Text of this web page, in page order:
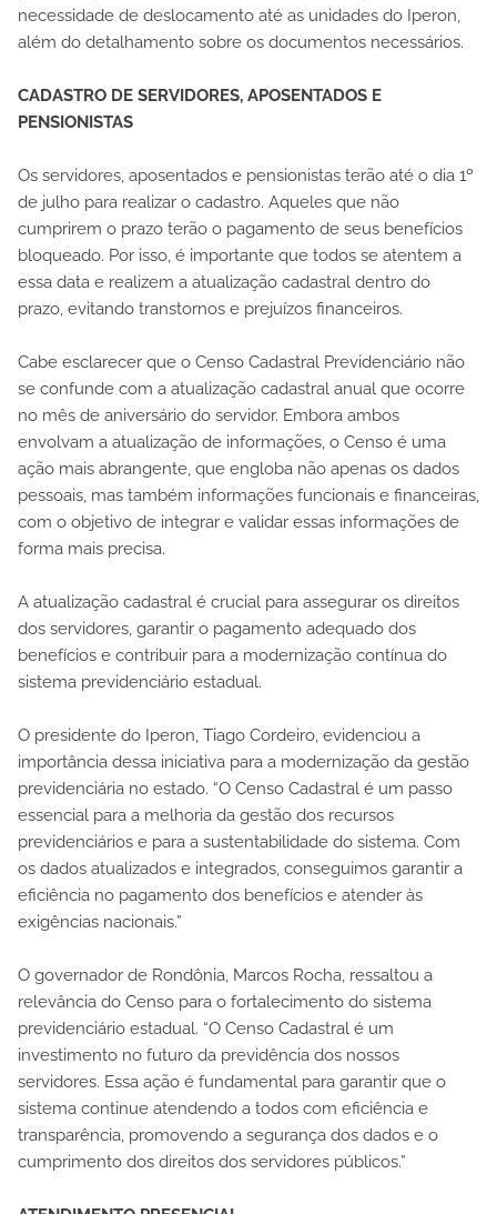
necessidade de deslocamento até as unidades do Iperon,
além do detalhamento sobre os documentos necessários.
CADASTRO DE SERVIDORES, APOSENTADOS E
PENSIONISTAS
Os servidores, aposentados e pensionistas terão até o dia 1º
de julho para realizar o cadastro. Aqueles que não
cumprirem o prazo terão o pagamento de seus benefícios
bloqueado. Por isso, é importante que todos se atentem a
essa data e realizem a atualização cadastral dentro do
prazo, evitando transtornos e prejuízos financeiros.
Cabe esclarecer que o Censo Cadastral Previdenciário não
se confunde com a atualização cadastral anual que ocorre
no mês de aniversário do servidor. Embora ambos
envolvam a atualização de informações, o Censo é uma
ação mais abrangente, que engloba não apenas os dados
pessoais, mas também informações funcionais e financeiras,
com o objetivo de integrar e validar essas informações de
forma mais precisa.
A atualização cadastral é crucial para assegurar os direitos
dos servidores, garantir o pagamento adequado dos
benefícios e contribuir para a modernização contínua do
sistema previdenciário estadual.
O presidente do Iperon, Tiago Cordeiro, evidenciou a
importância dessa iniciativa para a modernização da gestão
previdenciária no estado. “O Censo Cadastral é um passo
essencial para a melhoria da gestão dos recursos
previdenciários e para a sustentabilidade do sistema. Com
os dados atualizados e integrados, conseguimos garantir a
eficiência no pagamento dos benefícios e atender às
exigências nacionais.”
O governador de Rondônia, Marcos Rocha, ressaltou a
relevância do Censo para o fortalecimento do sistema
previdenciário estadual. “O Censo Cadastral é um
investimento no futuro da previdência dos nossos
servidores. Essa ação é fundamental para garantir que o
sistema continue atendendo a todos com eficiência e
transparência, promovendo a segurança dos dados e o
cumprimento dos direitos dos servidores públicos.”